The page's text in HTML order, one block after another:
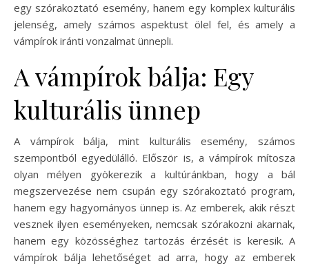
egy szórakoztató esemény, hanem egy komplex kulturális
jelenség, amely számos aspektust ölel fel, és amely a
vámpírok iránti vonzalmat ünnepli.
A vámpírok bálja: Egy
kulturális ünnep
A vámpírok bálja, mint kulturális esemény, számos
szempontból egyedülálló. Először is, a vámpírok mítosza
olyan mélyen gyökerezik a kultúránkban, hogy a bál
megszervezése nem csupán egy szórakoztató program,
hanem egy hagyományos ünnep is. Az emberek, akik részt
vesznek ilyen eseményeken, nemcsak szórakozni akarnak,
hanem egy közösséghez tartozás érzését is keresik. A
vámpírok bálja lehetőséget ad arra, hogy az emberek